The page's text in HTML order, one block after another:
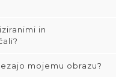
in
mojemu obrazu?